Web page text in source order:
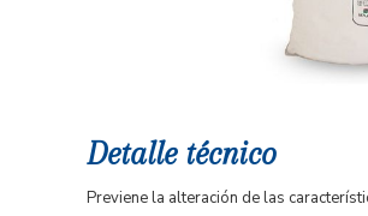
Detalle técnico
Previene la alteración de las